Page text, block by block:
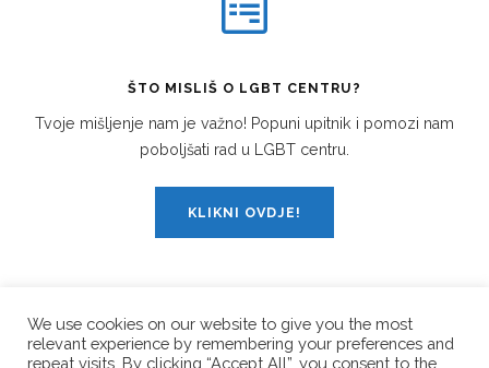
ŠTO MISLIŠ O LGBT CENTRU?
Tvoje mišljenje nam je važno! Popuni upitnik i pomozi nam
poboljšati rad u LGBT centru.
KLIKNI OVDJE!
PRATI NAS!
We use cookies on our website to give you the most
relevant experience by remembering your preferences and
repeat visits. By clicking “Accept All”, you consent to the